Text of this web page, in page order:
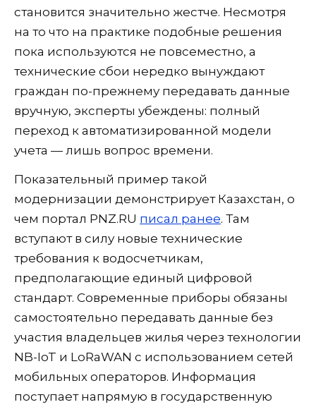
становится значительно жестче. Несмотря
на то что на практике подобные решения
пока используются не повсеместно, а
технические сбои нередко вынуждают
граждан по-прежнему передавать данные
вручную, эксперты убеждены: полный
переход к автоматизированной модели
учета — лишь вопрос времени.
Показательный пример такой
модернизации демонстрирует Казахстан, о
чем портал PNZ.RU писал ранее. Там
вступают в силу новые технические
требования к водосчетчикам,
предполагающие единый цифровой
стандарт. Современные приборы обязаны
самостоятельно передавать данные без
участия владельцев жилья через технологии
NB-IoT и LoRaWAN с использованием сетей
мобильных операторов. Информация
поступает напрямую в государственную